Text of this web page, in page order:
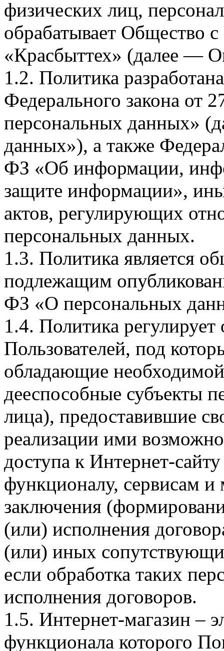
физических лиц,
обрабатывает Общество
«Красбыттех» (далее —
1.2. Политика
Федерального закона
персональных данных»
данных»), а также
ФЗ «Об информации,
защите информации»,
актов, регулирующих
персональных данных.
1.3. Политика является
подлежащим
ФЗ «О персональных
1.4. Политика
Пользователей, под
обладающие
дееспособные субъекты
лица), предоставившие
реализации ими
доступа к Интернет-
функционалу, сервисам и
заключения
(или) исполнения
(или) иных
если обработка таких
исполнения договоров.
1.5. Интернет-магазин –
функционала которого